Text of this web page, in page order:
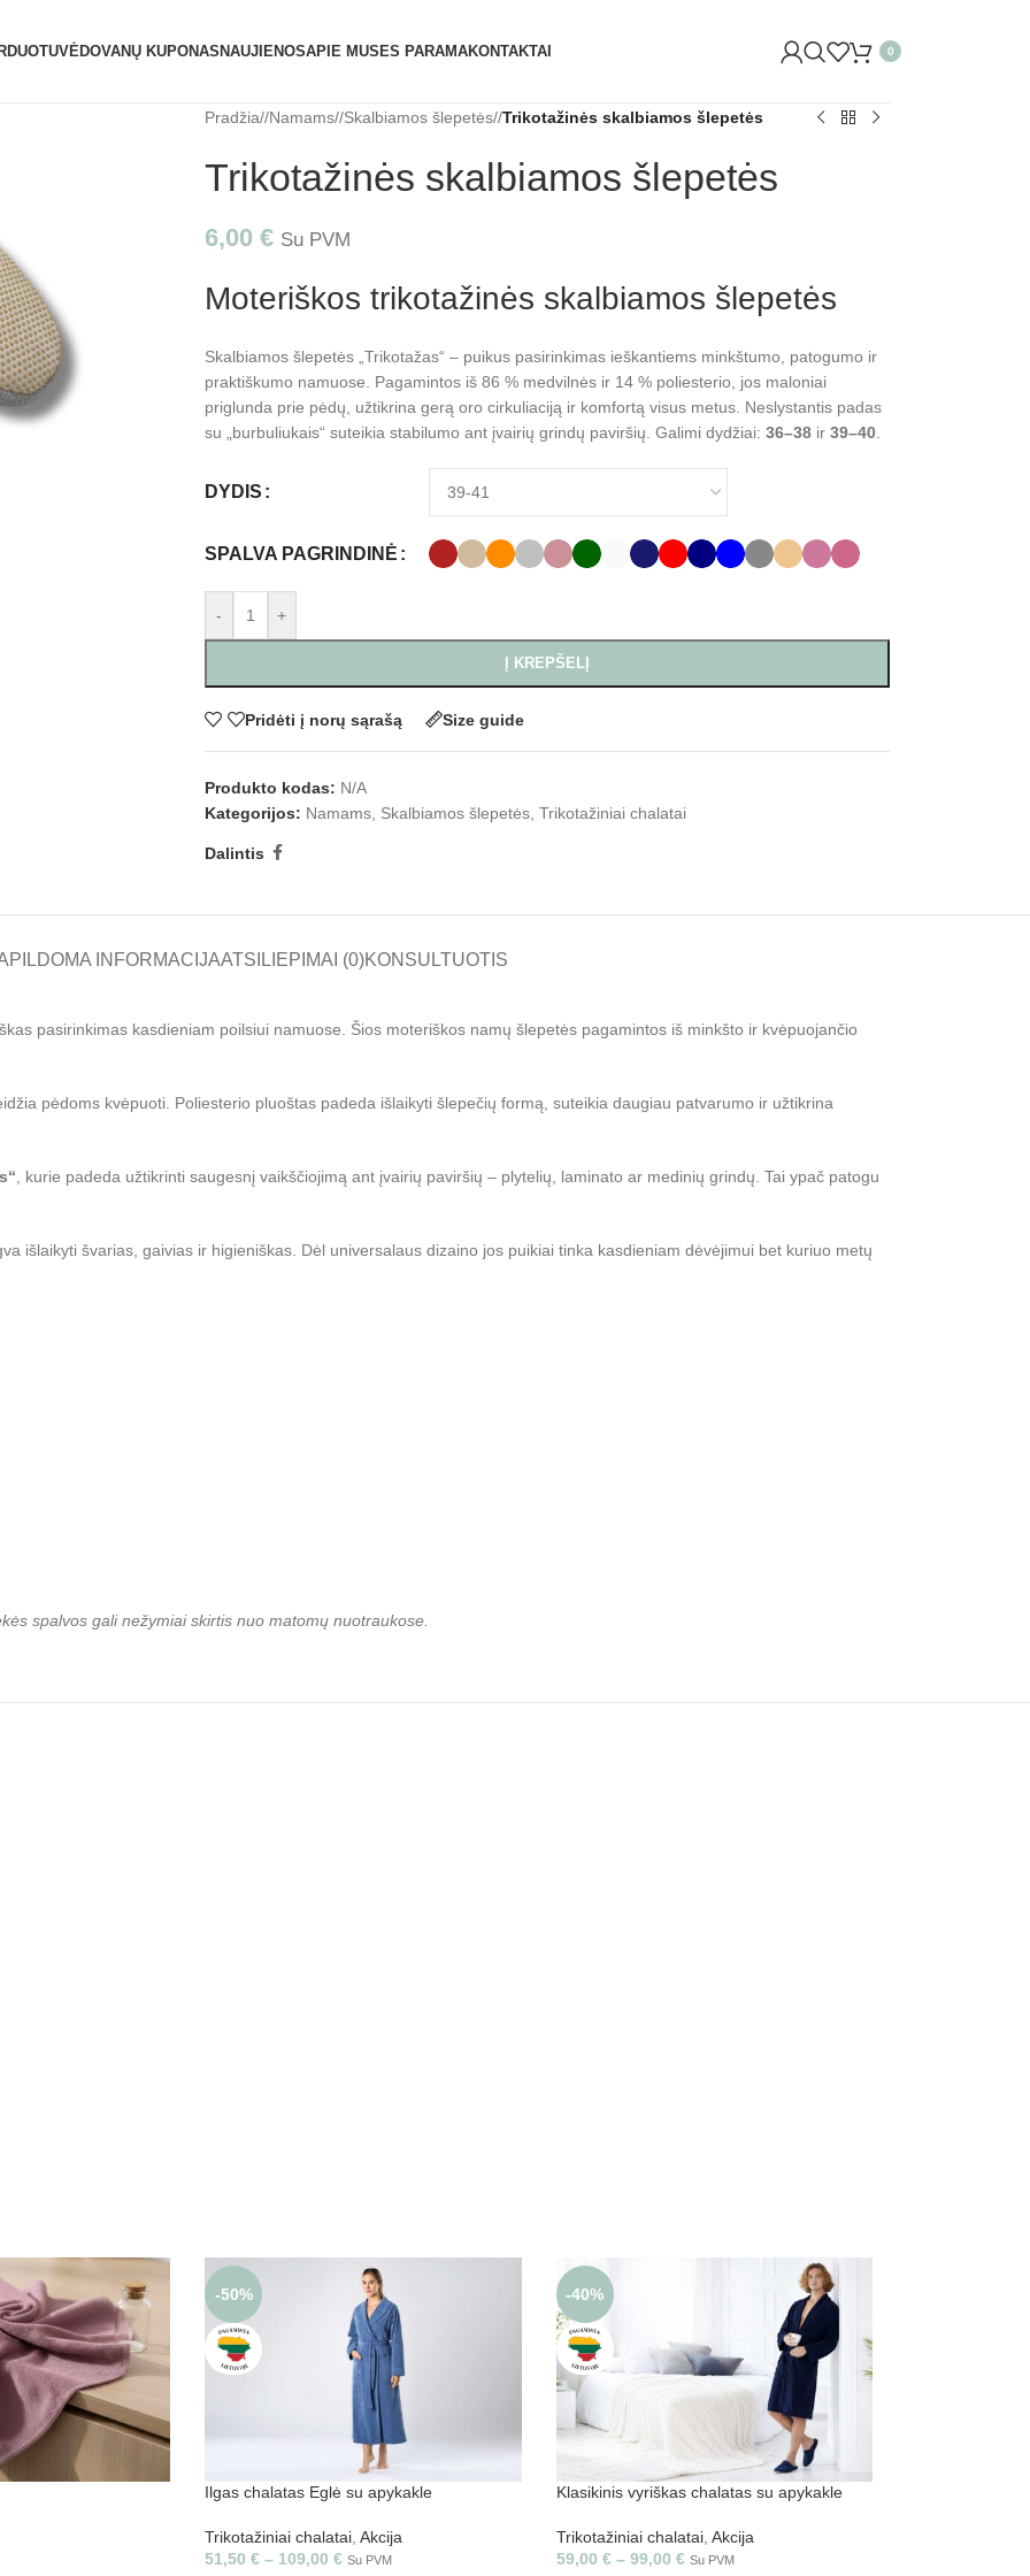
DOVANŲ KUPONAS NAUJIENOSAPIE MUS ES PARAMAKONTAKTAI 0
Pradžia/ Namams/ Skalbiamos šlepetės/ Trikotažinės skalbiamos šlepetės
Trikotažinės skalbiamos šlepetės
6,00 € Su PVM
Moteriškos trikotažinės skalbiamos šlepetės
Skalbiamos šlepetės „Trikotažas“ – puikus pasirinkimas ieškantiems minkštumo, patogumo ir
praktiškumo namuose. Pagamintos iš 86 % medvilnės ir 14 % poliesterio, jos maloniai
priglunda prie pėdų, užtikrina gerą oro cirkuliaciją ir komfortą visus metus. Neslystantis padas
su „burbuliukais“ suteikia stabilumo ant įvairių grindų paviršių. Galimi dydžiai: 36–38ir 39–40.
DYDIS
SPALVA PAGRINDINĖ
- +
Į KREPŠELĮ
Pridėti į norų sąrašą Size guide
Produkto kodas: N/A
Kategorijos: Namams, Skalbiamos šlepetės, Trikotažiniai chalatai
Dalintis
INFORMACIJAATSILIEPIMAI (0)KONSULTUOTIS
pasirinkimas kasdieniam poilsiui namuose. Šios moteriškos namų šlepetės pagamintos iš minkšto ir kvėpuojančio
pėdoms kvėpuoti. Poliesterio pluoštas padeda išlaikyti šlepečių formą, suteikia daugiau patvarumo ir užtikrina
, kurie padeda užtikrinti saugesnį vaikščiojimą ant įvairių paviršių – plytelių, laminato ar medinių grindų. Tai ypač patogu
išlaikyti švarias, gaivias ir higieniškas. Dėl universalaus dizaino jos puikiai tinka kasdieniam dėvėjimui bet kuriuo metų
spalvos gali nežymiai skirtis nuo matomų nuotraukose.
-50%
Ilgas chalatas Eglė su apykakle
Trikotažiniai chalatai Akcija
51,50 € – 109,00 € Su PVM
-40%
Klasikinis vyriškas chalatas su apykakle
Trikotažiniai chalatai, Akcija
59,00 € – 99,00 € Su PVM